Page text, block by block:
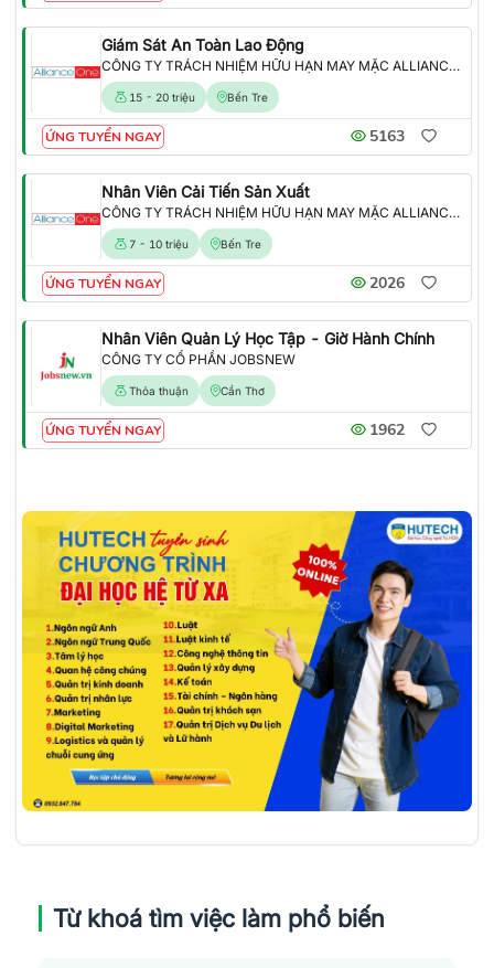
Giám Sát An Toàn Lao Động
CÔNG TY TRÁCH NHIỆM HỮU HẠN MAY MẶC ALLIANCE ONE
15 - 20 triệu Bến Tre
ỨNG TUYỂN NGAY 5163
Nhân Viên Cải Tiến Sản Xuất
CÔNG TY TRÁCH NHIỆM HỮU HẠN MAY MẶC ALLIANCE ONE
7 - 10 triệu Bến Tre
ỨNG TUYỂN NGAY 2026
Nhân Viên Quản Lý Học Tập - Giờ Hành Chính
CÔNG TY CỔ PHẦN JOBSNEW
Thỏa thuận Cần Thơ
ỨNG TUYỂN NGAY 1962
Từ khoá tìm việc làm phổ biến